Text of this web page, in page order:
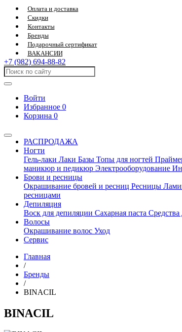
Оплата и доставка
Скидки
Контакты
Бренды
Подарочный сертификат
ВАКАНСИИ
+7 (982) 694-88-82
Войти
Избранное 0
Корзина 0
РАСПРОДАЖА
Ногти
Гель-лаки Лаки Базы Топы для ногтей
маникюр и педикюр Электрооборудование
Брови и ресницы
Окрашивание бровей и ресниц Ресницы
ресницами
Депиляция
Воск для депиляции Сахарная паста
Волосы
Окрашивание волос Уход
Сервис
Главная
/
Бренды
/
BINACIL
BINACIL